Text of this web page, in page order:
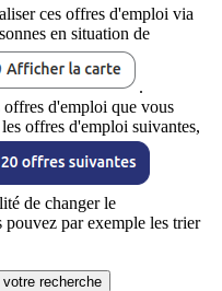
ces offres d'emploi via
en situation de
.
d'emploi que vous
offres d'emploi suivantes,
de changer le
pouvez par exemple les trier
recherche